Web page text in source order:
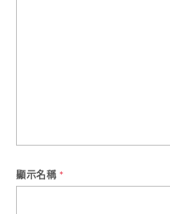
顯示名稱 *